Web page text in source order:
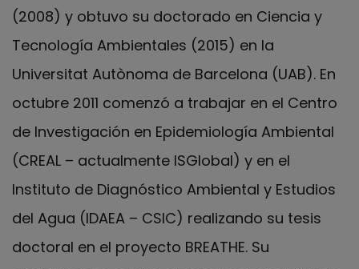
(2008) y obtuvo su doctorado en Ciencia y
Tecnología Ambientales (2015) en la
Universitat Autònoma de Barcelona (UAB). En
octubre 2011 comenzó a trabajar en el Centro
de Investigación en Epidemiología Ambiental
(CREAL – actualmente ISGlobal) y en el
Instituto de Diagnóstico Ambiental y Estudios
del Agua (IDAEA – CSIC) realizando su tesis
doctoral en el proyecto BREATHE. Su